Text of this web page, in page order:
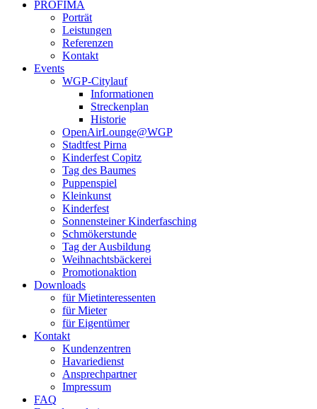
PROFIMA
Porträt
Leistungen
Referenzen
Kontakt
Events
WGP-Citylauf
Informationen
Streckenplan
Historie
OpenAirLounge@WGP
Stadtfest Pirna
Kinderfest Copitz
Tag des Baumes
Puppenspiel
Kleinkunst
Kinderfest
Sonnensteiner Kinderfasching
Schmökerstunde
Tag der Ausbildung
Weihnachtsbäckerei
Promotionaktion
Downloads
für Mietinteressenten
für Mieter
für Eigentümer
Kontakt
Kundenzentren
Havariedienst
Ansprechpartner
Impressum
FAQ